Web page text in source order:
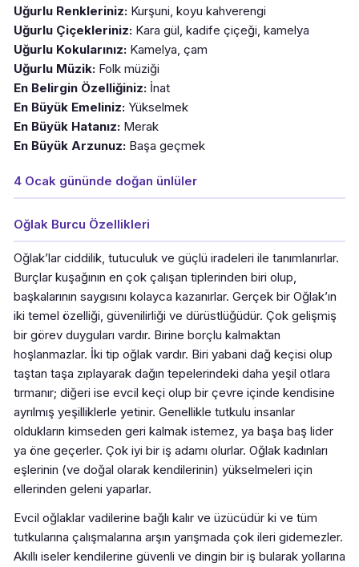
Uğurlu Renkleriniz: Kurşuni, koyu kahverengi
Uğurlu Çiçekleriniz: Kara gül, kadife çiçeği, kamelya
Uğurlu Kokularınız: Kamelya, çam
Uğurlu Müzik: Folk müziği
En Belirgin Özelliğiniz: İnat
En Büyük Emeliniz: Yükselmek
En Büyük Hatanız: Merak
En Büyük Arzunuz: Başa geçmek
4 Ocak gününde doğan ünlüler
Oğlak Burcu Özellikleri
Oğlak’lar ciddilik, tutuculuk ve güçlü iradeleri ile tanımlanırlar.
Burçlar kuşağının en çok çalışan tiplerinden biri olup,
başkalarının saygısını kolayca kazanırlar. Gerçek bir Oğlak’ın
iki temel özelliği, güvenilirliği ve dürüstlüğüdür. Çok gelişmiş
bir görev duyguları vardır. Birine borçlu kalmaktan
hoşlanmazlar. İki tip oğlak vardır. Biri yabani dağ keçisi olup
taştan taşa zıplayarak dağın tepelerindeki daha yeşil otlara
tırmanır; diğeri ise evcil keçi olup bir çevre içinde kendisine
ayrılmış yeşilliklerle yetinir. Genellikle tutkulu insanlar
oldukların kimseden geri kalmak istemez, ya başa baş lider
ya öne geçerler. Çok iyi bir iş adamı olurlar. Oğlak kadınları
eşlerinin (ve doğal olarak kendilerinin) yükselmeleri için
ellerinden geleni yaparlar.
Evcil oğlaklar vadilerine bağlı kalır ve üzücüdür ki ve tüm
tutkularına çalışmalarına arşın yarışmada çok ileri gidemezler.
Akıllı iseler kendilerine güvenli ve dingin bir iş bularak yollarına